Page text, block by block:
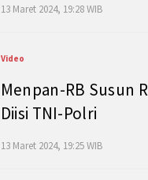
13 Maret 2024, 19:28 WIB
Video
Menpan-RB Susun
Diisi TNI-Polri
13 Maret 2024, 19:25 WIB